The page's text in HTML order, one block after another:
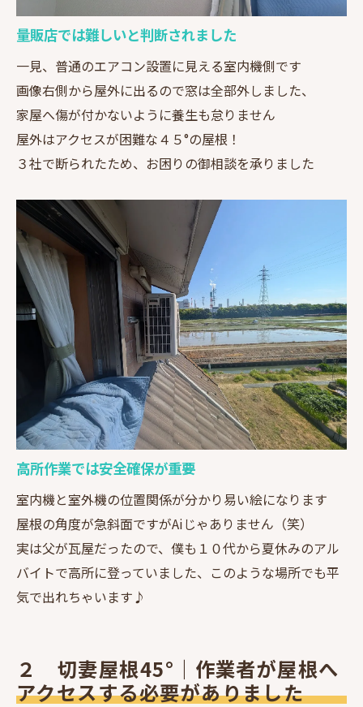
量販店では難しいと判断されました
一見、普通のエアコン設置に見える室内機側です
画像右側から屋外に出るので窓は全部外しました、
家屋へ傷が付かないように養生も怠りません
屋外はアクセスが困難な４５°の屋根！
３社で断られたため、お困りの御相談を承りました
高所作業では安全確保が重要
室内機と室外機の位置関係が分かり易い絵になります
屋根の角度が急斜面ですがAiじゃありません（笑）
実は父が瓦屋だったので、僕も１０代から夏休みのアル
バイトで高所に登っていました、このような場所でも平
気で出れちゃいます♪
２ 切妻屋根45°｜作業者が屋根へ
アクセスする必要がありました